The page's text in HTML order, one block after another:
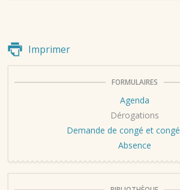
Imprimer
FORMULAIRES
Agenda
Dérogations
Demande de congé et
Absence